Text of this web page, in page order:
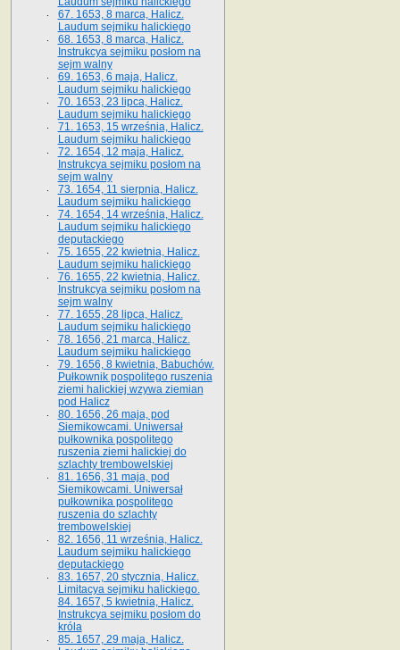
67. 1653, 8 marca, Halicz.
Laudum sejmiku halickiego
68. 1653, 8 marca, Halicz.
Instrukcya sejmiku posłom na
sejm walny
69. 1653, 6 maja, Halicz.
Laudum sejmiku halickiego
70. 1653, 23 lipca, Halicz.
Laudum sejmiku halickiego
71. 1653, 15 września, Halicz.
Laudum sejmiku halickiego
72. 1654, 12 maja, Halicz.
Instrukcya sejmiku posłom na
sejm walny
73. 1654, 11 sierpnia, Halicz.
Laudum sejmiku halickiego
74. 1654, 14 września, Halicz.
Laudum sejmiku halickiego
deputackiego
75. 1655, 22 kwietnia, Halicz.
Laudum sejmiku halickiego
76. 1655, 22 kwietnia, Halicz.
Instrukcya sejmiku posłom na
sejm walny
77. 1655, 28 lipca, Halicz.
Laudum sejmiku halickiego
78. 1656, 21 marca, Halicz.
Laudum sejmiku halickiego
79. 1656, 8 kwietnia, Babuchów.
Pułkownik pospolitego ruszenia
ziemi halickiej wzywa ziemian
pod Halicz
80. 1656, 26 maja, pod
Siemikowcami. Uniwersał
pułkownika pospolitego
ruszenia ziemi halickiej do
szlachty trembowelskiej
81. 1656, 31 maja, pod
Siemikowcami. Uniwersał
pułkownika pospolitego
ruszenia do szlachty
trembowelskiej
82. 1656, 11 września, Halicz.
Laudum sejmiku halickiego
deputackiego
83. 1657, 20 stycznia, Halicz.
Limitacya sejmiku halickiego.
84. 1657, 5 kwietnia, Halicz.
Instrukcya sejmiku posłom do
króla
85. 1657, 29 maja, Halicz.